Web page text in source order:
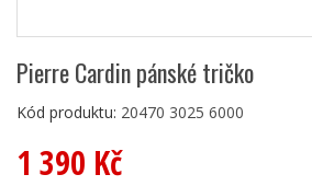
Pierre Cardin pánské tričko
Kód produktu: 20470 3025 6000
1 390 Kč